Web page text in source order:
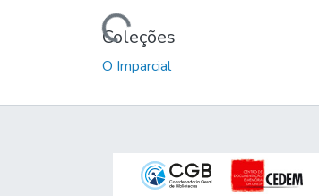
Carregando...Coleções
O Imparcial